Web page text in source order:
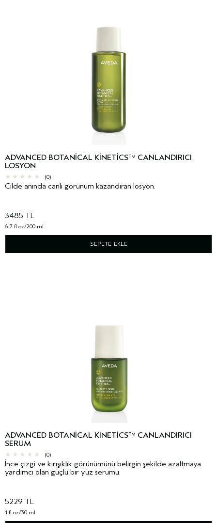
ADVANCED BOTANICAL KINETICS™ CANLANDIRICI
LOSYON
(0)
Cilde anında canlı görünüm kazandıran losyon.
3485 TL
6.7 fl oz/200 ml
SEPETE EKLE
ADVANCED BOTANICAL KINETICS™ CANLANDIRICI
SERUM
(0)
İnce çizgi ve kırışıklık görünümünü belirgin şekilde azaltmaya
yardımcı olan güçlü bir yüz serumu.
5229 TL
1 fl oz/30 ml